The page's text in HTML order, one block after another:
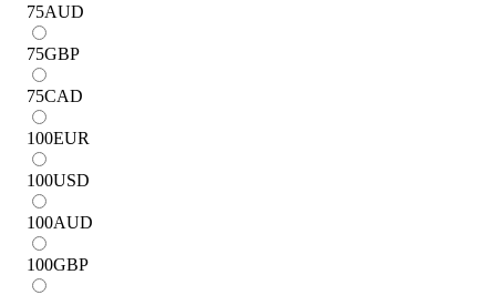
75AUD
75GBP
75CAD
100EUR
100USD
100AUD
100GBP